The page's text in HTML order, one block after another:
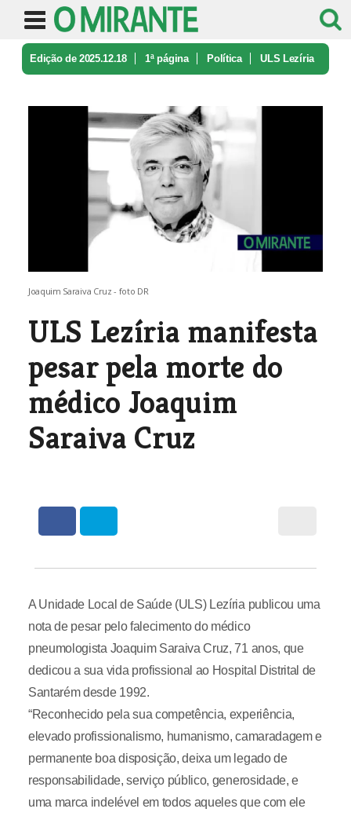
Edição de 2025.12.18 1ª página Política ULS Lezíria
Joaquim Saraiva Cruz - foto DR
ULS Lezíria manifesta
pesar pela morte do
médico Joaquim
Saraiva Cruz
A Unidade Local de Saúde (ULS) Lezíria publicou uma
nota de pesar pelo falecimento do médico
pneumologista Joaquim Saraiva Cruz, 71 anos, que
dedicou a sua vida profissional ao Hospital Distrital de
Santarém desde 1992.
“Reconhecido pela sua competência, experiência,
elevado profissionalismo, humanismo, camaradagem e
permanente boa disposição, deixa um legado de
responsabilidade, serviço público, generosidade, e
uma marca indelével em todos aqueles que com ele